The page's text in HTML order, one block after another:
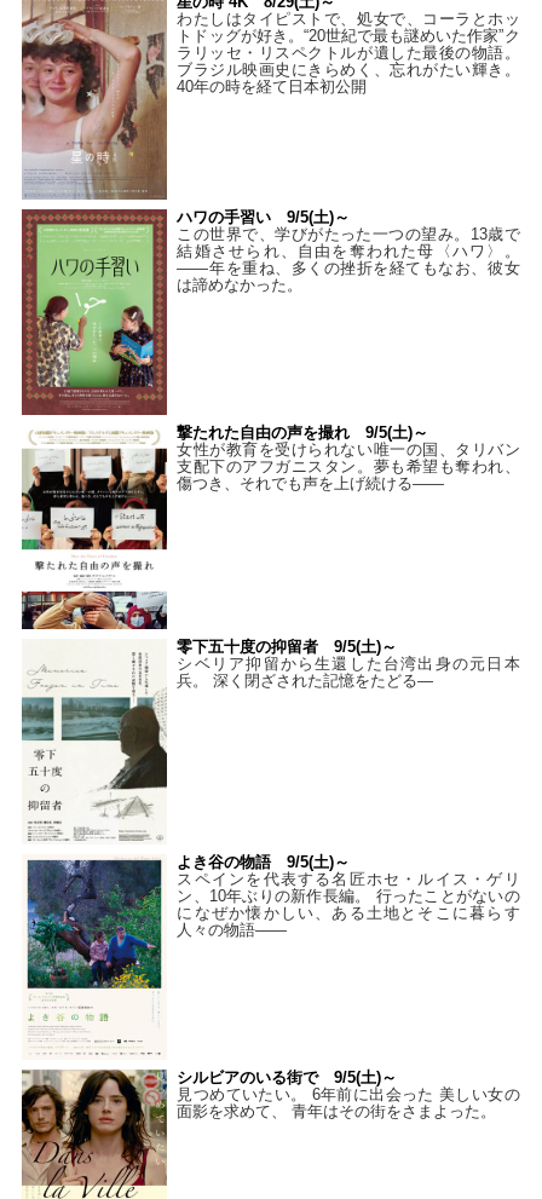
わたしはタイピストで、処⼥で、コーラとホッ
トドッグが好き。“20世紀で最も謎めいた作家”ク
ラリッセ・リスペクトルが遺した最後の物語。
ブラジル映画史にきらめく、忘れがたい輝き。
40年の時を経て⽇本初公開
ハワの手習い 9/5(土)～
この世界で、学びがたった一つの望み。13歳で
結婚させられ、自由を奪われた母〈ハワ〉。
——年を重ね、多くの挫折を経てもなお、彼女
は諦めなかった。
撃たれた自由の声を撮れ 9/5(土)～
女性が教育を受けられない唯一の国、タリバン
支配下のアフガニスタン。夢も希望も奪われ、
傷つき、それでも声を上げ続ける——
零下五十度の抑留者 9/5(土)～
シベリア抑留から生還した台湾出身の元日本
兵。 深く閉ざされた記憶をたどる—
よき谷の物語 9/5(土)～
スペインを代表する名匠ホセ・ルイス・ゲリ
ン、10年ぶりの新作長編。 行ったことがないの
になぜか懐かしい、ある土地とそこに暮らす
人々の物語――
シルビアのいる街で 9/5(土)～
見つめていたい。 6年前に出会った 美しい女の
面影を求めて、 青年はその街をさまよった。